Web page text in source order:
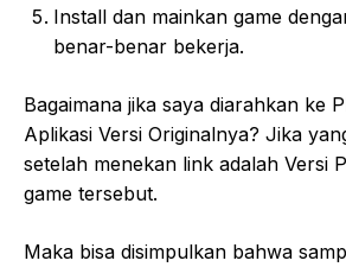
Install dan mainkan game
benar-benar bekerja.
Bagaimana jika saya diarahkan ke
Aplikasi Versi Originalnya? Jika
setelah menekan link adalah Versi
game tersebut.
Maka bisa disimpulkan bahwa